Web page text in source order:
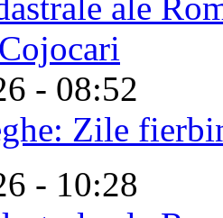
ale
- 08:52
Zile
- 10:28